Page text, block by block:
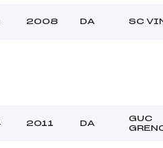
2008 DA SC
2011 DA
GUC